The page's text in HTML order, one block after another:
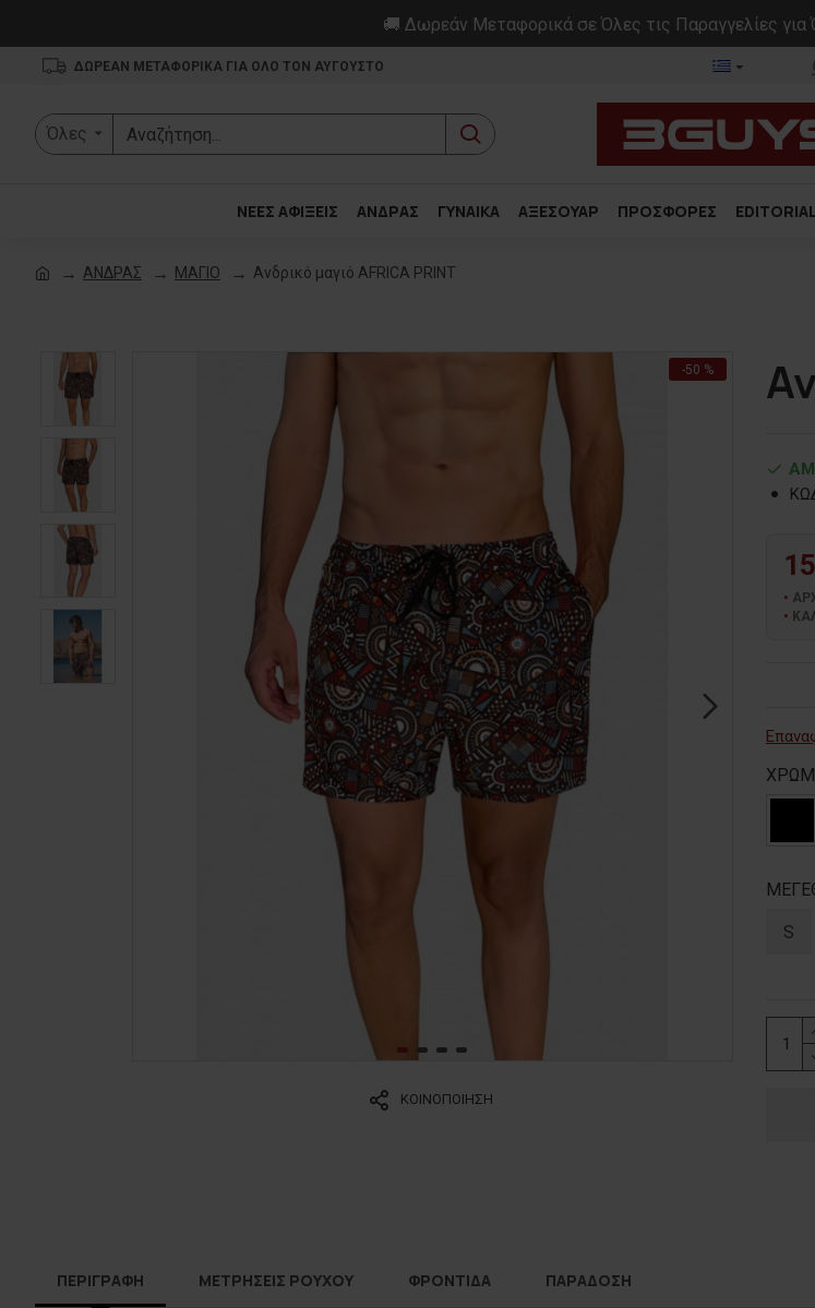
🚚 Δωρεάν Μεταφορικά σε Όλες τις Παραγγελίες για
ΔΩΡΕΑΝ ΜΕΤΑΦΟΡΙΚΑ ΓΙΑ ΟΛΟ ΤΟΝ ΑΥΓΟΥΣΤΟ
Όλες
ΝΕΕΣ ΑΦΙΞΕΙΣ ΑΝΔΡΑΣ ΓΥΝΑΙΚΑ ΑΞΕΣΟΥΑΡ ΠΡΟΣΦΟΡΕΣ EDITORIAL
ΑΝΔΡΑΣ ΜΑΓΙΟ Ανδρικό μαγιό AFRICA PRINT
-50 %
ΚΟΙΝΟΠΟΙΗΣΗ
S
ΠΕΡΙΓΡΑΦΗ ΜΕΤΡΗΣΕΙΣ ΡΟΥΧΟΥ ΦΡΟΝΤΙΔΑ ΠΑΡΑΔΟΣΗ